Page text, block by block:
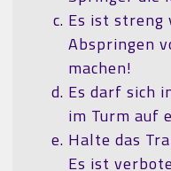
Es ist streng
Abspringen
machen!
Es darf sich
im Turm auf
Halte das
Es ist